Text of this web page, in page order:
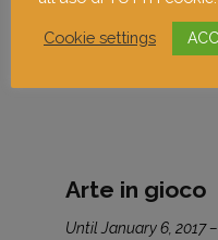
Arte in gioco
Until January 6, 2017
Cookie settings